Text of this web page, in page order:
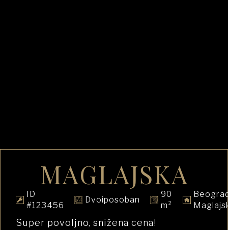
MAGLAJSKA
ID
#123456
Dvoiposoban
90
m²
Super povoljno, snižena cena!